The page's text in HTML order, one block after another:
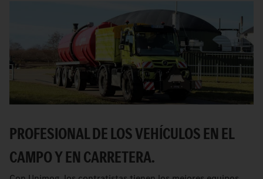
PROFESIONAL DE LOS VEHÍCULOS EN EL
CAMPO Y EN CARRETERA.